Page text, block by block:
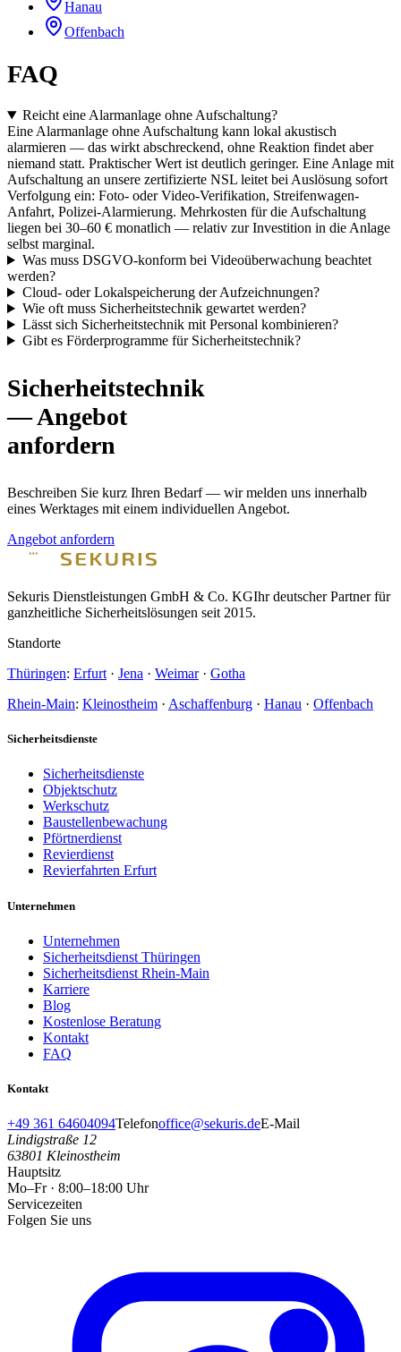
Hanau
Offenbach
FAQ
Reicht eine Alarmanlage ohne Aufschaltung?
Eine Alarmanlage ohne Aufschaltung kann lokal akustisch
alarmieren — das wirkt abschreckend, ohne Reaktion findet aber
niemand statt. Praktischer Wert ist deutlich geringer. Eine Anlage mit
Aufschaltung an unsere zertifizierte NSL leitet bei Auslösung sofort
Verfolgung ein: Foto- oder Video-Verifikation, Streifenwagen-
Anfahrt, Polizei-Alarmierung. Mehrkosten für die Aufschaltung
liegen bei 30–60 € monatlich — relativ zur Investition in die Anlage
selbst marginal.
Was muss DSGVO-konform bei Videoüberwachung beachtet
werden?
Cloud- oder Lokalspeicherung der Aufzeichnungen?
Wie oft muss Sicherheitstechnik gewartet werden?
Lässt sich Sicherheitstechnik mit Personal kombinieren?
Gibt es Förderprogramme für Sicherheitstechnik?
Sicherheitstechnik
— Angebot
anfordern
Beschreiben Sie kurz Ihren Bedarf — wir melden uns innerhalb
eines Werktages mit einem individuellen Angebot.
Angebot anfordern
Sekuris Dienstleistungen GmbH & Co. KGIhr deutscher Partner für
ganzheitliche Sicherheitslösungen seit 2015.
Standorte
Thüringen: Erfurt · Jena · Weimar· Gotha
Rhein-Main: Kleinostheim · Aschaffenburg · Hanau · Offenbach
Sicherheitsdienste
Sicherheitsdienste
Objektschutz
Werkschutz
Baustellenbewachung
Pförtnerdienst
Revierdienst
Revierfahrten Erfurt
Unternehmen
Unternehmen
Sicherheitsdienst Thüringen
Sicherheitsdienst Rhein-Main
Karriere
Blog
Kostenlose Beratung
Kontakt
FAQ
Kontakt
+49 361 64604094Telefonoffice@sekuris.deE-Mail
Lindigstraße 12
63801 Kleinostheim
Hauptsitz
Mo–Fr · 8:00–18:00 Uhr
Servicezeiten
Folgen Sie uns